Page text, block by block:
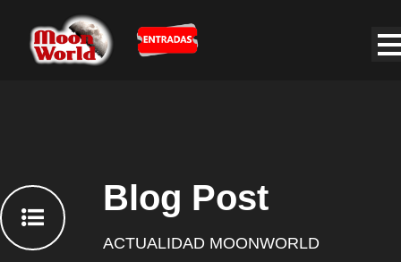
Blog Post
ACTUALIDAD MOONWORLD